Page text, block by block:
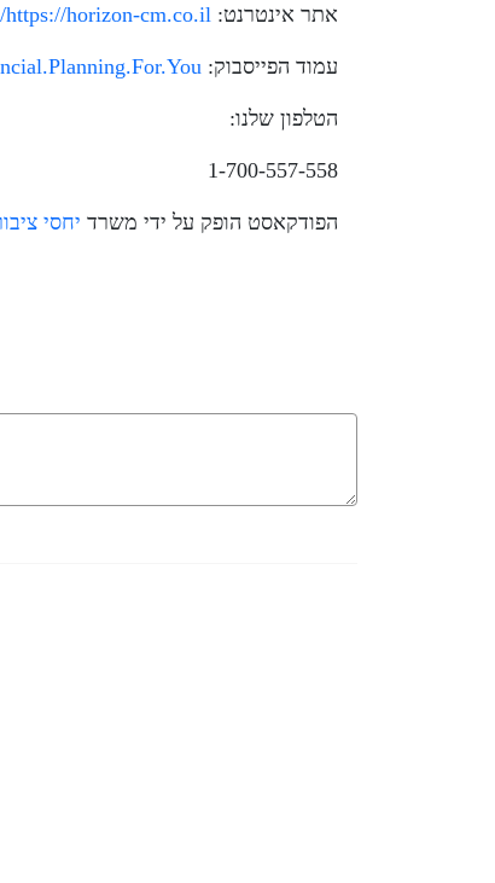
אתר אינטרנט: https://horizon-cm.co.il/
עמוד הפייסבוק:
הטלפון שלנו:
1-700-557-558
הפודקאסט הופק על ידי משרד יחסי